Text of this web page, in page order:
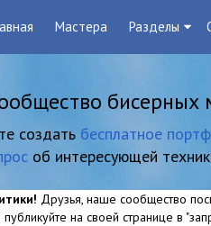
Мастера Разделы
бисерных
создать бесплатное
об интересующей
Друзья, наше сообщество
публикуйте на своей странице в